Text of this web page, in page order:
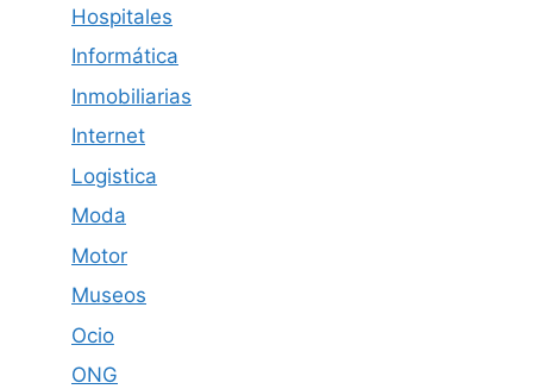
Hospitales
Informática
Inmobiliarias
Internet
Logistica
Moda
Motor
Museos
Ocio
ONG